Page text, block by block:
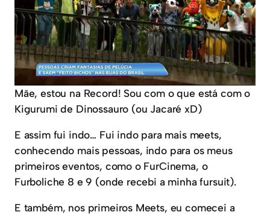
Mãe, estou na Record! Sou com o que está com o
Kigurumi de Dinossauro (ou Jacaré xD)
E assim fui indo… Fui indo para mais meets,
conhecendo mais pessoas, indo para os meus
primeiros eventos, como o FurCinema, o
Furboliche 8 e 9 (onde recebi a minha fursuit).
E também, nos primeiros Meets, eu comecei a